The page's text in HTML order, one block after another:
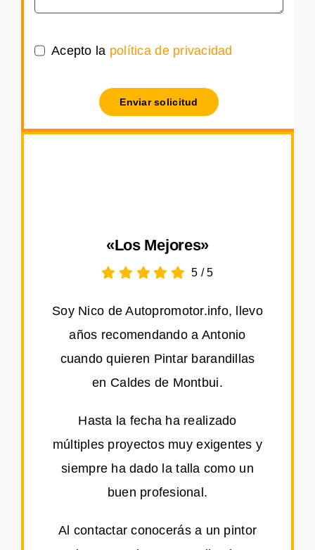
Acepto la política de privacidad
Enviar solicitud
«Los Mejores»
5 /5
Soy Nico de Autopromotor.info, llevo
años recomendando a Antonio
cuando quieren Pintar barandillas
en Caldes de Montbui.
Hasta la fecha ha realizado
múltiples proyectos muy exigentes y
siempre ha dado la talla como un
buen profesional.
Al contactar conocerás a un pintor